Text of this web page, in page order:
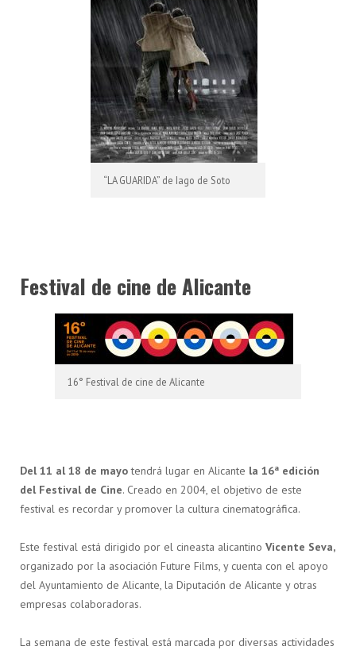
“LA GUARIDA” de Iago de Soto
Festival de cine de Alicante
16° Festival de cine de Alicante
Del 11 al 18 de mayotendrá lugar en Alicante la 16ª edición
del Festival de Cine. Creado en 2004, el objetivo de este
festival es recordar y promover la cultura cinematográfica.
Este festival está dirigido por el cineasta alicantino Vicente Seva,
organizado por la asociación Future Films, y cuenta con el apoyo
del Ayuntamiento de Alicante, la Diputación de Alicante y otras
empresas colaboradoras.
La semana de este festival está marcada por diversas actividades